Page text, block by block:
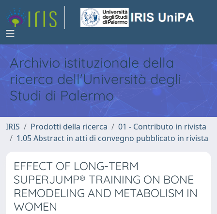
Archivio istituzionale della
ricerca dell'Università degli
Studi di Palermo
IRIS Prodotti della ricerca
01 - Contributo in rivista
1.05 Abstract in atti di convegno pubblicato in rivista
EFFECT OF LONG-TERM
SUPERJUMP® TRAINING ON BONE
REMODELING AND METABOLISM IN
WOMEN